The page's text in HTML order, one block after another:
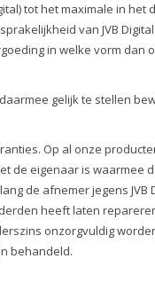
tot het maximale in
van JVB
in welke vorm dan
gelijk te stellen
Op al onze
de eigenaar is waarmee
de afnemer jegens JVB
heeft laten
onzorgvuldig
behandeld.